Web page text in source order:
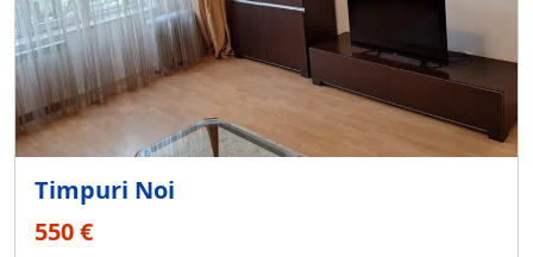
Timpuri Noi
550 €